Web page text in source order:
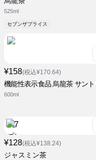
525ml
セブンザプライス
¥158(税込¥170.64)
機能性表示食品 烏龍茶 サン
600ml
¥128(税込¥138.24)
ジャスミン茶